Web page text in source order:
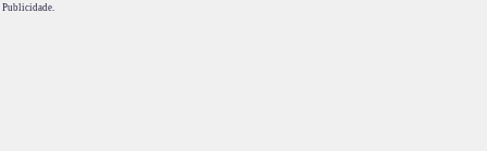
Publicidade.